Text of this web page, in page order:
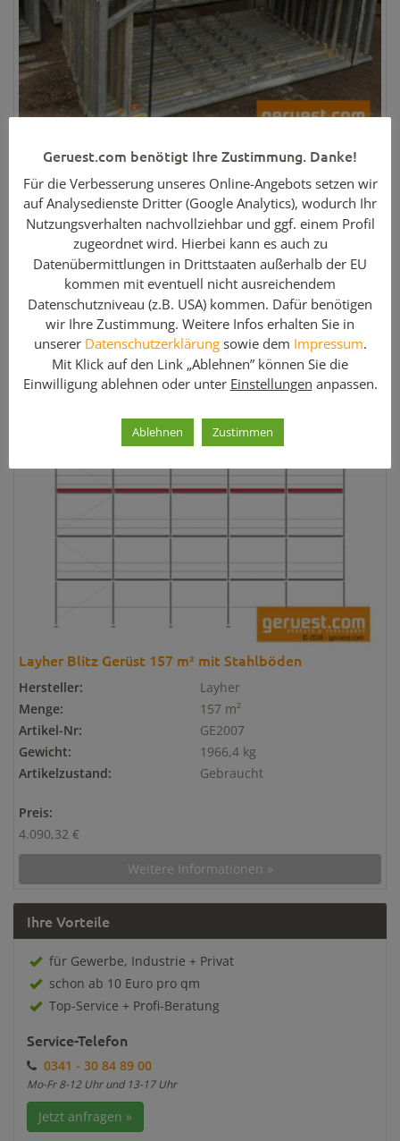
178 m² Hünnebeck Bosta 70 Gerüst
Hersteller:
Hünnebeck
Menge:
178 m²
Artikel-Nr:
GE2034
2353 kg
Artikelzustand:
Gebraucht
Preis:
3.942,02 €
Weitere Informationen »
Layher Blitz Gerüst 157 m² mit Stahlböden
Hersteller:
Layher
Menge:
157 m²
Artikel-Nr:
GE2007
Gewicht:
1966,4 kg
Artikelzustand:
Gebraucht
Preis:
4.090,32 €
Weitere Informationen »
Ihre Vorteile
für Gewerbe, Industrie + Privat
schon ab 10 Euro pro qm
Top-Service + Profi-Beratung
Service-Telefon
0341 - 30 84 89 00
Mo-Fr 8-12 Uhr und 13-17 Uhr
Jetzt anfragen »
Geruest.com benötigt Ihre Zustimmung. Danke!
Für die Verbesserung unseres Online-Angebots setzen wir
auf Analysedienste Dritter (Google Analytics), wodurch Ihr
Nutzungsverhalten nachvollziehbar und ggf. einem Profil
zugeordnet wird. Hierbei kann es auch zu
Datenübermittlungen in Drittstaaten außerhalb der EU
kommen mit eventuell nicht ausreichendem
Datenschutzniveau (z.B. USA) kommen. Dafür benötigen
wir Ihre Zustimmung. Weitere Infos erhalten Sie in
unserer Datenschutzerklärungsowie dem Impressum.
Mit Klick auf den Link „Ablehnen” können Sie die
Einwilligung ablehnen oder unter Einstellungen anpassen.
Ablehnen Zustimmen